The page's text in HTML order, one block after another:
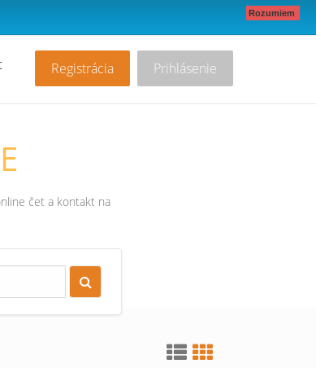
Rozumiem
Registrácia Prihlásenie
čet a kontakt na